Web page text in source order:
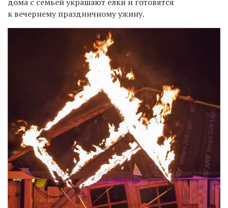
к вечернему праздничному ужину.